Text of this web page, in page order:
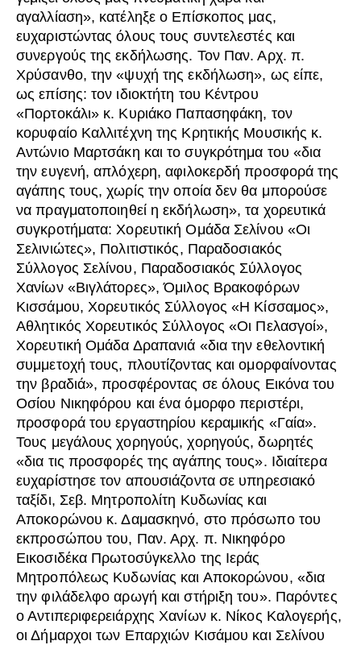
αγαλλίαση», κατέληξε ο Επίσκοπος μας,
ευχαριστώντας όλους τους συντελεστές και
συνεργούς της εκδήλωσης. Τον Παν. Αρχ. π.
Χρύσανθο, την «ψυχή της εκδήλωση», ως είπε,
ως επίσης: τον ιδιοκτήτη του Κέντρου
«Πορτοκάλι» κ. Κυριάκο Παπασηφάκη, τον
κορυφαίο Καλλιτέχνη της Κρητικής Μουσικής κ.
Αντώνιο Μαρτσάκη και το συγκρότημα του «δια
την ευγενή, απλόχερη, αφιλοκερδή προσφορά της
αγάπης τους, χωρίς την οποία δεν θα μπορούσε
να πραγματοποιηθεί η εκδήλωση», τα χορευτικά
συγκροτήματα: Χορευτική Ομάδα Σελίνου «Οι
Σελινιώτες», Πολιτιστικός, Παραδοσιακός
Σύλλογος Σελίνου, Παραδοσιακός Σύλλογος
Χανίων «Βιγλάτορες», Όμιλος Βρακοφόρων
Κισσάμου, Χορευτικός Σύλλογος «Η Κίσσαμος»,
Αθλητικός Χορευτικός Σύλλογος «Οι Πελασγοί»,
Χορευτική Ομάδα Δραπανιά «δια την εθελοντική
συμμετοχή τους, πλουτίζοντας και ομορφαίνοντας
την βραδιά», προσφέροντας σε όλους Εικόνα του
Οσίου Νικηφόρου και ένα όμορφο περιστέρι,
προσφορά του εργαστηρίου κεραμικής «Γαία».
Τους μεγάλους χορηγούς, χορηγούς, δωρητές
«δια τις προσφορές της αγάπης τους». Ιδιαίτερα
ευχαρίστησε τον απουσιάζοντα σε υπηρεσιακό
ταξίδι, Σεβ. Μητροπολίτη Κυδωνίας και
Αποκορώνου κ. Δαμασκηνό, στο πρόσωπο του
εκπροσώπου του, Παν. Αρχ. π. Νικηφόρο
Εικοσιδέκα Πρωτοσύγκελλο της Ιεράς
Μητροπόλεως Κυδωνίας και Αποκορώνου, «δια
την φιλάδελφο αρωγή και στήριξη του». Παρόντες
ο Αντιπεριφερειάρχης Χανίων κ. Νίκος Καλογερής,
οι Δήμαρχοι των Επαρχιών Κισάμου και Σελίνου